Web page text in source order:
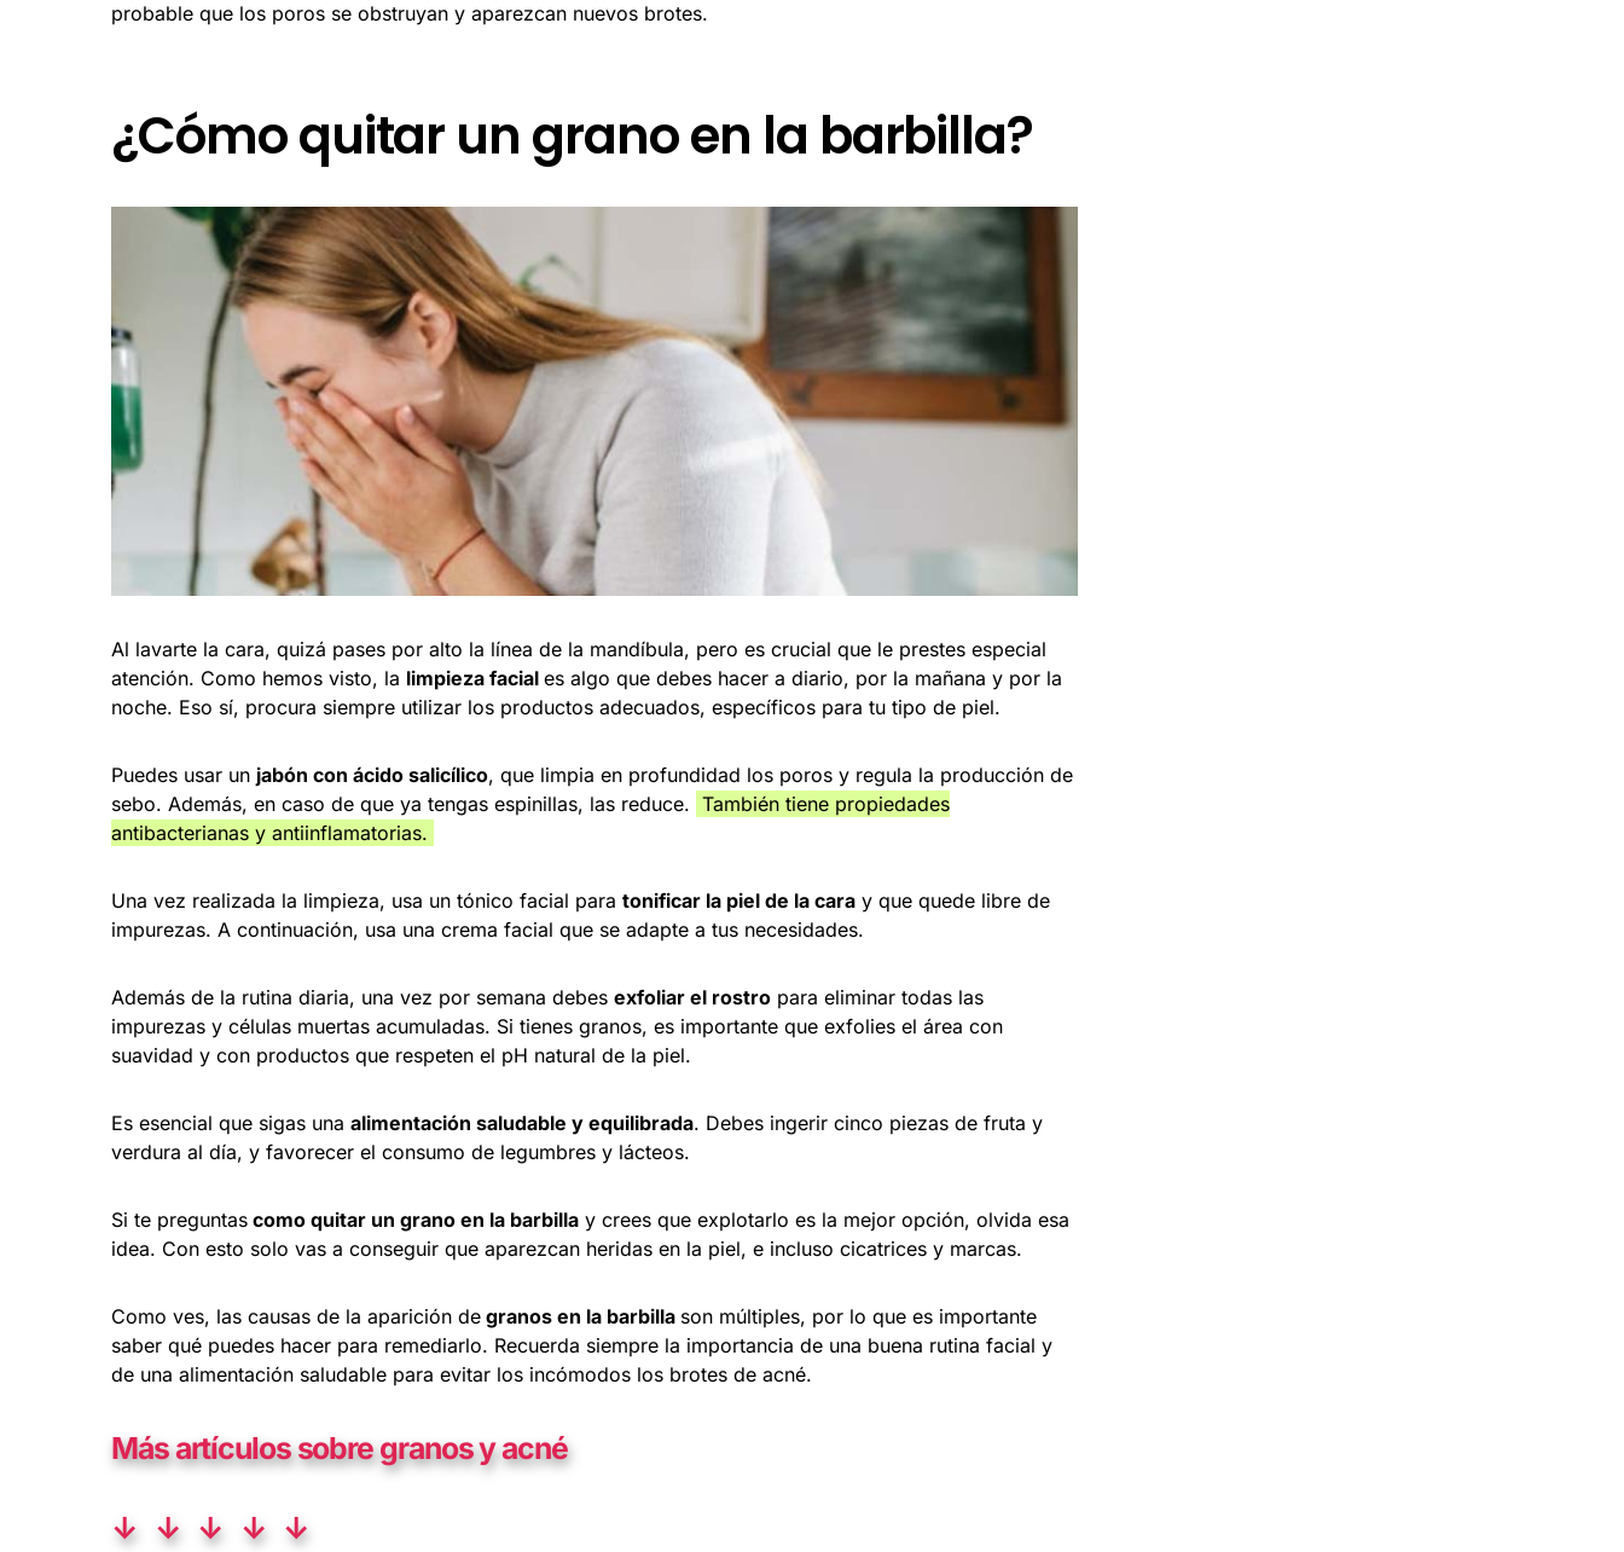
probable que los poros se obstruyan y aparezcan nuevos brotes.
¿Cómo quitar un grano en la barbilla?
Al lavarte la cara, quizá pases por alto la línea de la mandíbula, pero es crucial que le prestes especial
atención. Como hemos visto, la limpieza facial es algo que debes hacer a diario, por la mañana y por la
noche. Eso sí, procura siempre utilizar los productos adecuados, específicos para tu tipo de piel.
Puedes usar un jabón con ácido salicílico, que limpia en profundidad los poros y regula la producción de
sebo. Además, en caso de que ya tengas espinillas, las reduce. También tiene propiedades
antibacterianas y antiinflamatorias.
Una vez realizada la limpieza, usa un tónico facial para tonificar la piel de la cara y que quede libre de
impurezas. A continuación, usa una crema facial que se adapte a tus necesidades.
Además de la rutina diaria, una vez por semana debes exfoliar el rostro para eliminar todas las
impurezas y células muertas acumuladas. Si tienes granos, es importante que exfolies el área con
suavidad y con productos que respeten el pH natural de la piel.
Es esencial que sigas una alimentación saludable y equilibrada. Debes ingerir cinco piezas de fruta y
verdura al día, y favorecer el consumo de legumbres y lácteos.
Si te preguntas como quitar un grano en la barbilla y crees que explotarlo es la mejor opción, olvida esa
idea. Con esto solo vas a conseguir que aparezcan heridas en la piel, e incluso cicatrices y marcas.
Como ves, las causas de la aparición de granos en la barbilla son múltiples, por lo que es importante
saber qué puedes hacer para remediarlo. Recuerda siempre la importancia de una buena rutina facial y
de una alimentación saludable para evitar los incómodos los brotes de acné.
Más artículos sobregranos y acné
↓ ↓ ↓ ↓ ↓